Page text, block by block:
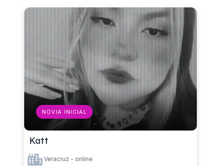
NOVIA INICIAL
Katt
Veracruz - online